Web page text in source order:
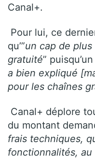
Canal+.
Pour lui, ce
qu’”un cap de
gratuité” puisqu’un
a bien expliqué
pour les chaînes
Canal+ déplore
du montant
frais techniques,
fonctionnalités,